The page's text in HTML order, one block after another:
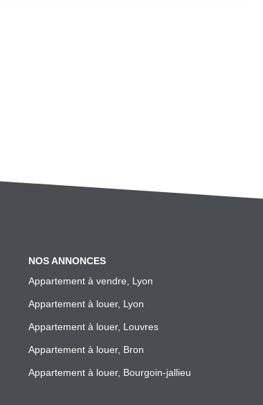
NOS ANNONCES
Appartement à vendre, Lyon
Appartement à louer, Lyon
Appartement à louer, Louvres
Appartement à louer, Bron
Appartement à louer, Bourgoin-jallieu